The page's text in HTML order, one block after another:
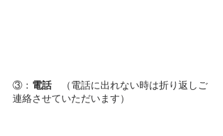
③： 電話 （電話に出れない時は折り返しご
連絡させていただいます）